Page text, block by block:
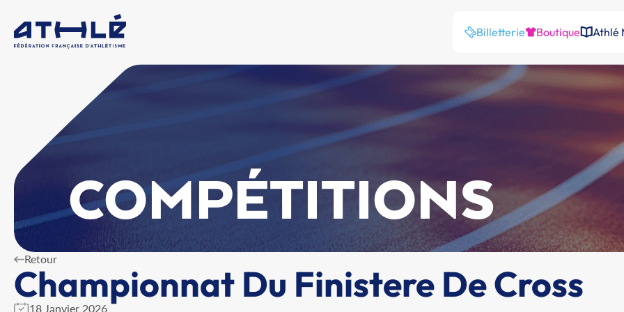
Billetterie Boutique Athlé
COMPÉTITIONS
Retour
Championnat Du Finistere De Cross
18 Janvier 2026